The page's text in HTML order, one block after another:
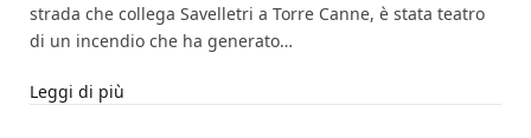
strada che collega Savelletri a Torre Canne, è stata teatro
di un incendio che ha generato…
Leggi di più